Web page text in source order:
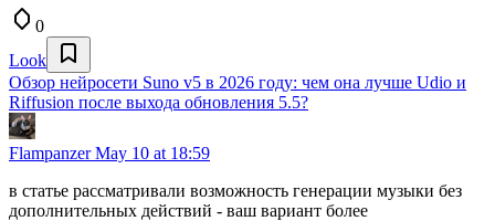
0
Look
Обзор нейросети Suno v5 в 2026 году: чем она лучше Udio и
Riffusion после выхода обновления 5.5?
FlampanzerMay 10 at 18:59
в статье рассматривали возможность генерации музыки без
дополнительных действий - ваш вариант более